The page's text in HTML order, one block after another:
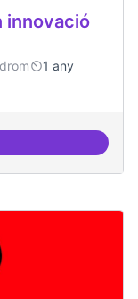
innovació
1 any
en